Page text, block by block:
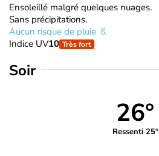
Ensoleillé malgré quelques nuages.
Sans précipitations.
Aucun risque de pluie
Indice UV10 Très fort
Soir
26°
Ressenti 25°